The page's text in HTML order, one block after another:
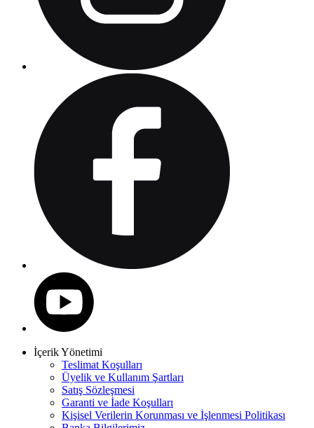
İçerik Yönetimi
Teslimat Koşulları
Üyelik ve Kullanım Şartları
Satış Sözleşmesi
Garanti ve İade Koşulları
Kişisel Verilerin Korunması ve İşlenmesi Politikası